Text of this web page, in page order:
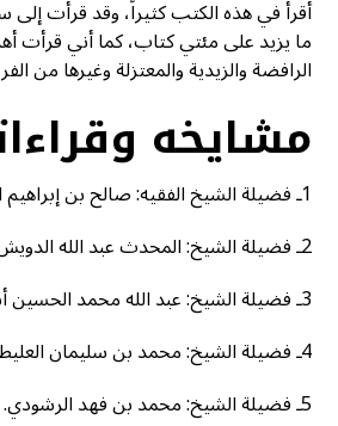
أقرأ في هذه الكتب كثيراً، وقد قرأت إلى
ما يزيد على مئتي كتاب، كما أني قرأت
الرافضة والزيدية والمعتزلة وغيرها من
مشايخه
1ـ فضيلة الشيخ الفقيه: صالح بن إبراهيم البليهي.
2ـ فضيلة الشيخ: المحدث عبد الله الدويش.
3ـ فضيلة الشيخ: عبد الله محمد الحسين أبا الخيل .
4ـ فضيلة الشيخ: محمد بن سليمان العليط.
5ـ فضيلة الشيخ: محمد بن فهد الرشودي.